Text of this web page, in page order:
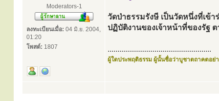
Moderators-1
ลงทะเบียนเมื่อ: 04 มิ.ย. 2004,
01:20
โพสต์: 1807
วัดป่าธรรมรังษี เป็นวัดหนึ่งที่เข้
ปฏิบัติงานของเจ้าหน้าที่ของรัฐ
.....................................................
ผู้ใดประพฤติธรรม ผู้นั้นชื่อว่าบูชาตถาคตอย่า